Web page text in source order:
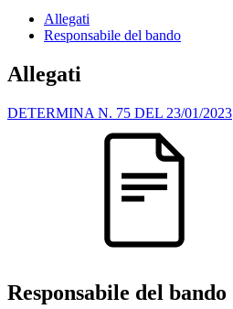
Allegati
Responsabile del bando
Allegati
DETERMINA N. 75 DEL 23/01/2023
Responsabile del bando